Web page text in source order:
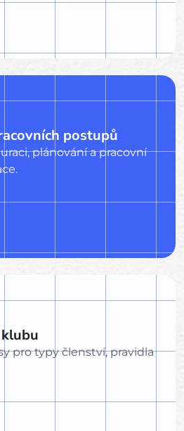
postupů
plánování a pracovní
pro typy členství, pravidla